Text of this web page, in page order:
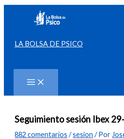
contenido
LA BOLSA DE PSICO
Seguimiento sesión Ibex
882 comentarios /sesion / Por